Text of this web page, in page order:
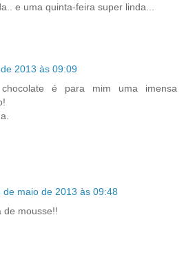
e uma quinta-feira super linda...
2013 às 09:09
é para mim uma imensa
de maio de 2013 às 09:48
de mousse!!